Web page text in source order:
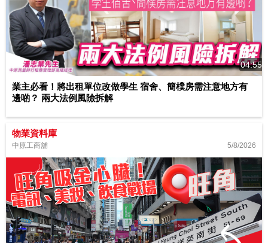
04:55
業主必看！將出租單位改做學生 宿舍、簡樸房需注意地方有
邊啲？ 兩大法例風險拆解
物業資料庫
中原工商舖 5/8/2026